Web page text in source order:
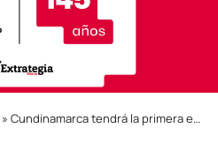
» Cundinamarca tendrá la primera edición de su Media Maratón, con inicio subterráneo a 180 metros